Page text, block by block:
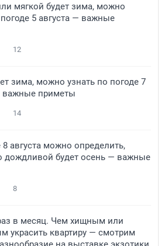
мягкой будет зима, можно
5 августа — важные
12
зима, можно узнать по погоде 7
важные приметы
14
августа можно определить,
дождливой будет осень — важные
8
в месяц. Чем хищным или
украсить квартиру — смотрим